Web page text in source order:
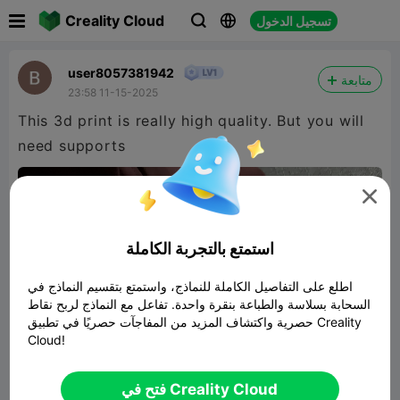
Creality Cloud   تسجيل الدخول
user8057381942
23:58 11-15-2025
متابعة
This 3d print is really high quality. But you will
need supports

استمتع بالتجربة الكاملة
اطلع على التفاصيل الكاملة للنماذج، واستمتع بتقسيم النماذج في
السحابة بسلاسة والطباعة بنقرة واحدة. تفاعل مع النماذج لربح نقاط
حصرية واكتشاف المزيد من المفاجآت حصريًا في تطبيق Creality
Cloud!
فتح في Creality Cloud